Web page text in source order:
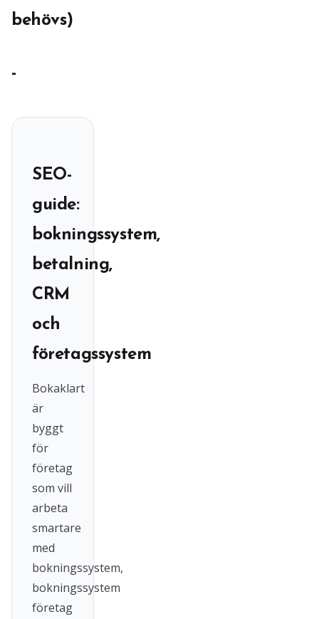
behövs)
-
SEO-
guide:
bokningssystem,
betalning,
CRM
och
företagssystem
Bokaklart
är
byggt
för
företag
som vill
arbeta
smartare
med
bokningssystem,
bokningssystem
företag